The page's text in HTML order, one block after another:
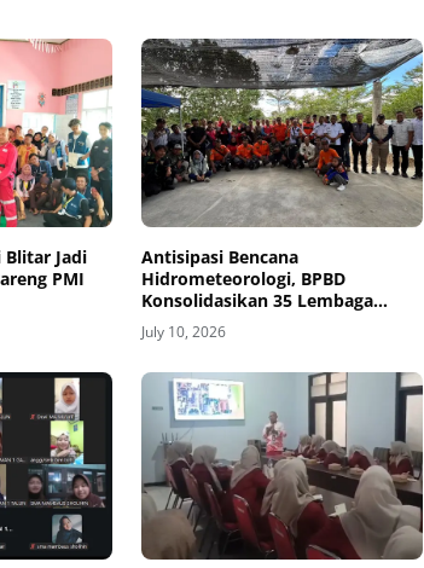
Blitar Jadi
PMI
Antisipasi Bencana
Hidrometeorologi, BPBD
Konsolidasikan 35 Lembaga
dalam Jambore Relawan Se-Blitar
Raya 2026
July 10, 2026